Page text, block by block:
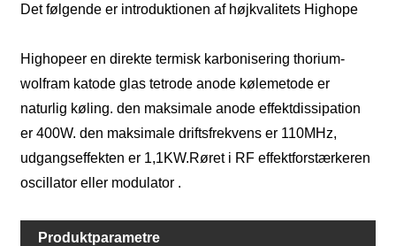
Det følgende er introduktionen af ​​højkvalitets Highope
Highopeer en direkte termisk karbonisering thorium-
wolfram katode glas tetrode anode kølemetode er
naturlig køling. den maksimale anode effektdissipation
er 400W. den maksimale driftsfrekvens er 110MHz,
udgangseffekten er 1,1KW.Røret i RF effektforstærkeren
oscillator eller modulator .
Produktparametre